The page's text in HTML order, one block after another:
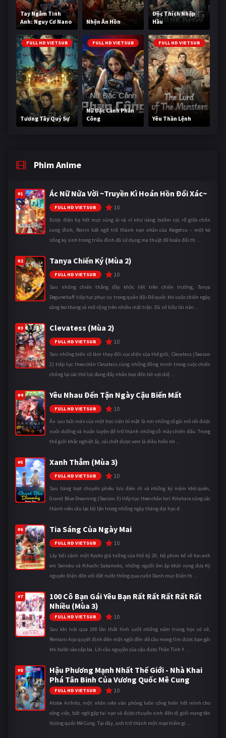
Tay Ngắm Tinh
Anh: Nguy Cơ Nano
Nhện Ăn Hồn
Độc Thích Nhập
Hầu
FULL HD VIETSUB
Tương Tây Quỷ Sự
FULL HD VIETSUB
Nữ Đặc Cảnh Phản
Công
FULL HD VIETSUB
Yêu Thần Lệnh
Phim Anime
#1 Ác Nữ Nửa Vời ~Truyền Kì Hoán Hồn Đổi Xác~
FULL HD VIETSUB 10
Được điện hạ hết mực sủng ái và ví như nàng bướm rực rỡ giữa chốn
cung đình, Reirin bất ngờ trở thành nạn nhân của Keigetsu – một kẻ
sống ký sinh trong triều đình đã sử dụng ma thuật để hoán đổi th ...
#2 Tanya Chiến Ký (Mùa 2)
FULL HD VIETSUB 10
Sau những chiến thắng đầy khốc liệt trên chiến trường, Tanya
Degurechaff tiếp tục phục vụ trong quân đội Đế quốc khi cuộc chiến ngày
càng leo thang và mở rộng trên nhiều mặt trận. Dù sở hữu tài năn ...
#3 Clevatess (Mùa 2)
FULL HD VIETSUB 10
Sau những biến cố làm thay đổi cục diện của thế giới, Clevatess (Season
2) tiếp tục theo chân Clevatess cùng những đồng minh trong cuộc chiến
chống lại các thế lực đang đẩy nhân loại đến bờ vực diệ ...
#4 Yêu Nhau Đến Tận Ngày Cậu Biến Mất
FULL HD VIETSUB 10
Ẩn sau bức màn của một học viện bí mật là nơi những cô gái mồ côi được
nuôi dưỡng và huấn luyện để trở thành những cỗ máy chiến đấu. Trong
thế giới khắc nghiệt ấy, cái chết được xem là điều hiển nh ...
#5 Xanh Thẳm (Mùa 3)
FULL HD VIETSUB 10
Sau hàng loạt chuyến phiêu lưu điên rồ và những kỷ niệm khó quên,
Grand Blue Dreaming (Season 3) tiếp tục theo chân Iori Kitahara cùng các
thành viên câu lạc bộ lặn trong những ngày tháng đại học đ ...
#6 Tia Sáng Của Ngày Mai
FULL HD VIETSUB 10
Lấy bối cảnh một Kyoto giả tưởng của thế kỷ 20, bộ phim kể về hai anh
em Seiroku và Kihachi Sakamoto, những người ôm ấp khát vọng đưa Kỷ
nguyên Điện đến với đất nước thông qua cuốn Danh mục Điện th ...
#7
100 Cô Bạn Gái Yêu Bạn Rất Rất Rất Rất Rất
Nhiều (Mùa 3)
FULL HD VIETSUB 10
Sau khi trải qua 100 lần thất tình suốt những năm trung học cơ sở,
Rentaro Aijo quyết định đến một ngôi đền để cầu mong tìm được bạn gái
khi bước vào cấp ba. Lời cầu nguyện của cậu được Thần Tình Y ...
#8
Hậu Phương Mạnh Nhất Thế Giới - Nhà Khai
Phá Tân Binh Của Vương Quốc Mê Cung
FULL HD VIETSUB 10
Atobe Arihito, một nhân viên văn phòng luôn cống hiến hết mình cho
công việc, bất ngờ gặp tai nạn và được chuyển sinh đến dị giới mang tên
Vương quốc Mê Cung. Tại đây, anh trở thành một mạo hiểm gi ...